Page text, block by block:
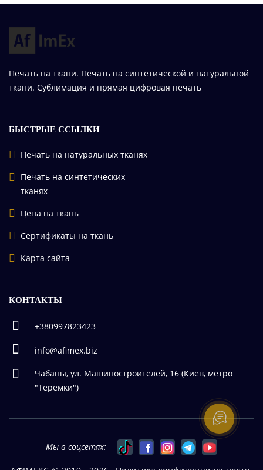
Печать на ткани. Печать на синтетической и натуральной
ткани. Сублимация и прямая цифровая печать
БЫСТРЫЕ ССЫЛКИ
Печать на натуральных тканях
Печать на синтетических
тканях
Цена на ткань
Сертификаты на ткань
Карта сайта
КОНТАКТЫ
+380997823423
info@afimex.biz
Чабаны, ул. Машиностроителей, 16 (Киев, метро
"Теремки")
Мы в соцсетях: